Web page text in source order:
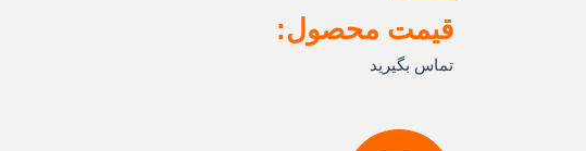
قیمت محصول:
تماس بگیرید